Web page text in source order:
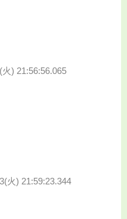
火) 21:56:56.065
火) 21:59:23.344